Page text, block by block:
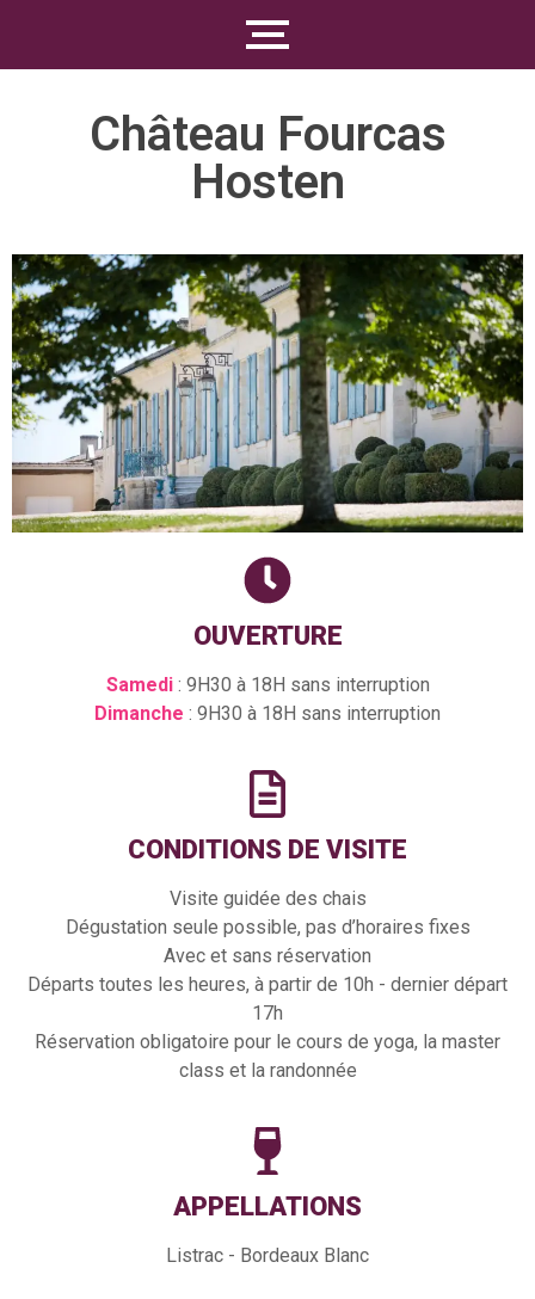
Château Fourcas
Hosten
OUVERTURE
Samedi: 9H30 à 18H sans interruption
Dimanche : 9H30 à 18H sans interruption
CONDITIONS DE VISITE
Visite guidée des chais
Dégustation seule possible, pas d’horaires fixes
Avec et sans réservation
Départs toutes les heures, à partir de 10h - dernier départ
17h
Réservation obligatoire pour le cours de yoga, la master
class et la randonnée
APPELLATIONS
Listrac - Bordeaux Blanc